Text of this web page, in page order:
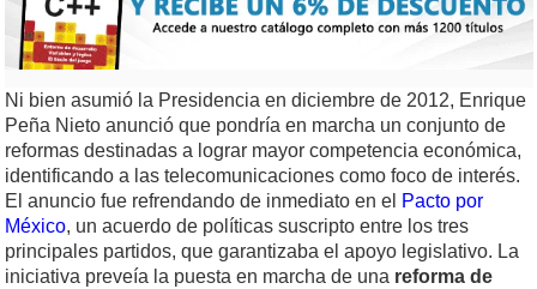
Ni bien asumió la Presidencia en diciembre de 2012, Enrique
Peña Nieto anunció que pondría en marcha un conjunto de
reformas destinadas a lograr mayor competencia económica,
identificando a las telecomunicaciones como foco de interés.
El anuncio fue refrendando de inmediato en el Pacto por
México, un acuerdo de políticas suscripto entre los tres
principales partidos, que garantizaba el apoyo legislativo. La
iniciativa preveía la puesta en marcha de una reforma de